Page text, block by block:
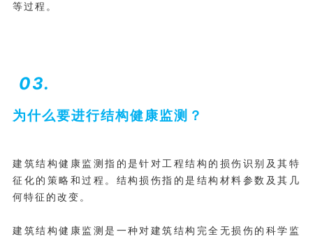
等过程。
03.
为什么要进行结构健康监测？
建筑结构健康监测指的是针对工程结构的损伤识别及其特
征化的策略和过程。结构损伤指的是结构材料参数及其几
何特征的改变。
建筑结构健康监测是一种对建筑结构完全无损伤的科学监